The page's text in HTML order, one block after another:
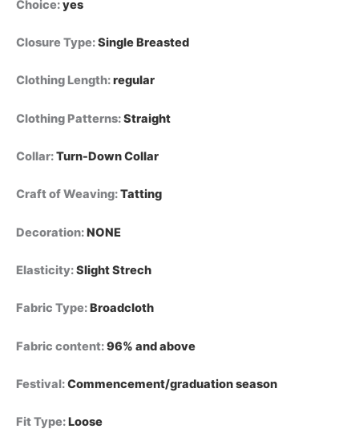
أنيقة
للعمل
Choice:yes
Closure Type:Single Breasted
Clothing Length:regular
Clothing Patterns:Straight
Collar:Turn-Down Collar
Craft of Weaving:Tatting
Decoration:NONE
Elasticity:Slight Strech
Fabric Type: Broadcloth
Fabric content:96% and above
Festival:Commencement/graduation season
Fit Type: Loose